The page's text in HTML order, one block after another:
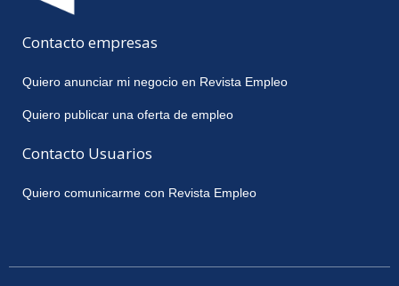
Contacto empresas
Quiero anunciar mi negocio en Revista Empleo
Quiero publicar una oferta de empleo
Contacto Usuarios
Quiero comunicarme con Revista Empleo